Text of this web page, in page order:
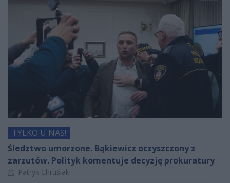
TYLKO U NAS!
Śledztwo umorzone. Bąkiewicz oczyszczony z
zarzutów. Polityk komentuje decyzję prokuratury
Autor artykułu:
Patryk Chruślak